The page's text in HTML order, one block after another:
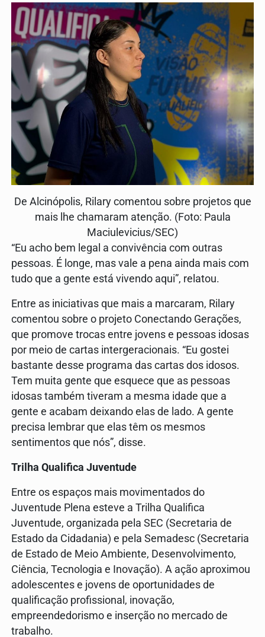
De Alcinópolis, Rilary comentou sobre projetos que
mais lhe chamaram atenção. (Foto: Paula
Maciulevicius/SEC)
“Eu acho bem legal a convivência com outras
pessoas. É longe, mas vale a pena ainda mais com
tudo que a gente está vivendo aqui”, relatou.
Entre as iniciativas que mais a marcaram, Rilary
comentou sobre o projeto Conectando Gerações,
que promove trocas entre jovens e pessoas idosas
por meio de cartas intergeracionais. “Eu gostei
bastante desse programa das cartas dos idosos.
Tem muita gente que esquece que as pessoas
idosas também tiveram a mesma idade que a
gente e acabam deixando elas de lado. A gente
precisa lembrar que elas têm os mesmos
sentimentos que nós”, disse.
Trilha Qualifica Juventude
Entre os espaços mais movimentados do
Juventude Plena esteve a Trilha Qualifica
Juventude, organizada pela SEC (Secretaria de
Estado da Cidadania) e pela Semadesc (Secretaria
de Estado de Meio Ambiente, Desenvolvimento,
Ciência, Tecnologia e Inovação). A ação aproximou
adolescentes e jovens de oportunidades de
qualificação profissional, inovação,
empreendedorismo e inserção no mercado de
trabalho.